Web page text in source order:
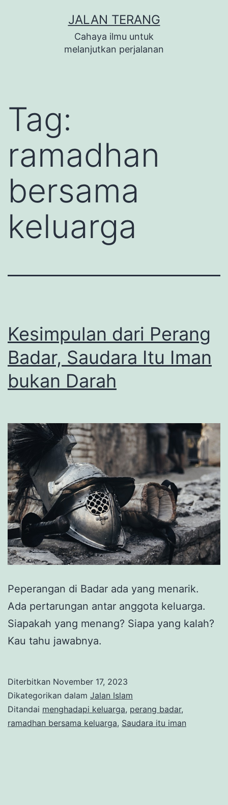
JALAN TERANG
Cahaya ilmu untuk
melanjutkan perjalanan
Tag:
ramadhan
bersama
keluarga
Kesimpulan dari Perang
Badar, Saudara Itu Iman
bukan Darah
Peperangan di Badar ada yang menarik.
Ada pertarungan antar anggota keluarga.
Siapakah yang menang? Siapa yang kalah?
Kau tahu jawabnya.
Diterbitkan November 17, 2023
Dikategorikan dalam Jalan Islam
Ditandai menghadapi keluarga, perang badar,
ramadhan bersama keluarga, Saudara itu iman